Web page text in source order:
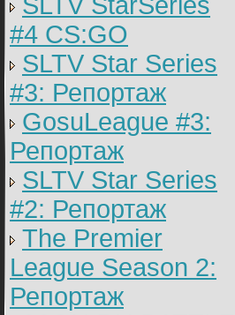
#4 CS:GO
SLTV Star Series
#3: Репортаж
GosuLeague #3:
Репортаж
SLTV Star Series
#2: Репортаж
The Premier
League Season 2:
Репортаж